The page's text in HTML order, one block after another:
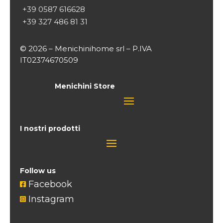
+39 0587 616628
+39 327 486 81 31
© 2026 – Menichinihome srl – P.IVA
IT02374670509
Menichini Store
I nostri prodotti
Follow us
 Facebook
 Instagram